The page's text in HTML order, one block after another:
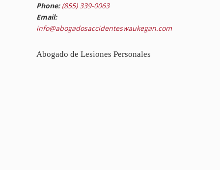
Phone: (855) 339-0063
Email:
info@abogadosaccidenteswaukegan.com
Abogado de Lesiones Personales